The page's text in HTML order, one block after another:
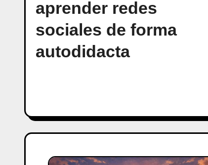
aprender redes
sociales de forma
autodidacta